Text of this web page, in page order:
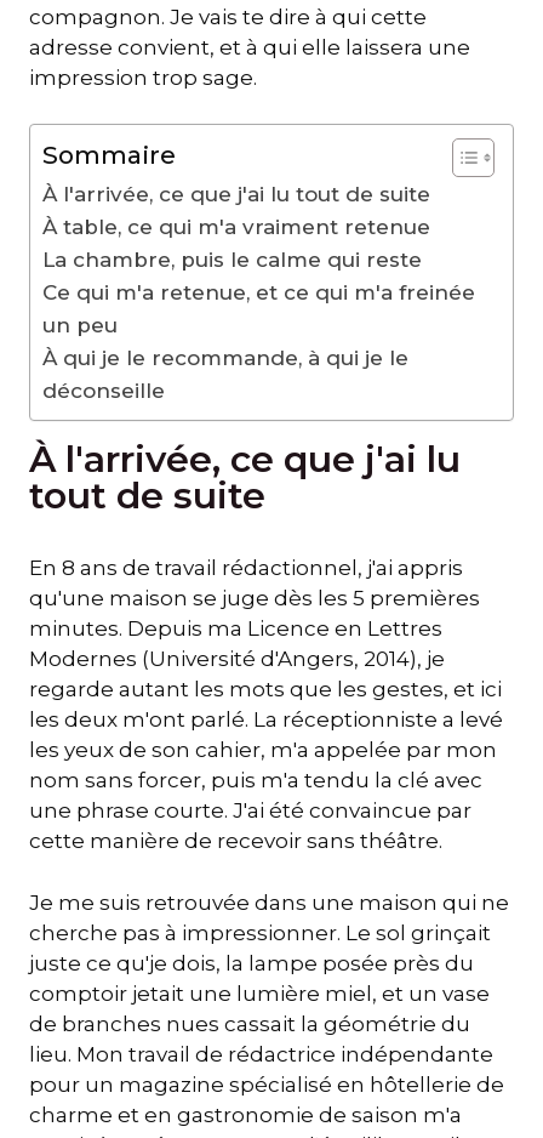
compagnon. Je vais te dire à qui cette
adresse convient, et à qui elle laissera une
impression trop sage.
Sommaire
À l'arrivée, ce que j'ai lu tout de suite
À table, ce qui m'a vraiment retenue
La chambre, puis le calme qui reste
Ce qui m'a retenue, et ce qui m'a freinée
un peu
À qui je le recommande, à qui je le
déconseille
À l'arrivée, ce que j'ai lu
tout de suite
En 8 ans de travail rédactionnel, j'ai appris
qu'une maison se juge dès les 5 premières
minutes. Depuis ma Licence en Lettres
Modernes (Université d'Angers, 2014), je
regarde autant les mots que les gestes, et ici
les deux m'ont parlé. La réceptionniste a levé
les yeux de son cahier, m'a appelée par mon
nom sans forcer, puis m'a tendu la clé avec
une phrase courte. J'ai été convaincue par
cette manière de recevoir sans théâtre.
Je me suis retrouvée dans une maison qui ne
cherche pas à impressionner. Le sol grinçait
juste ce qu'je dois, la lampe posée près du
comptoir jetait une lumière miel, et un vase
de branches nues cassait la géométrie du
lieu. Mon travail de rédactrice indépendante
pour un magazine spécialisé en hôtellerie de
charme et en gastronomie de saison m'a